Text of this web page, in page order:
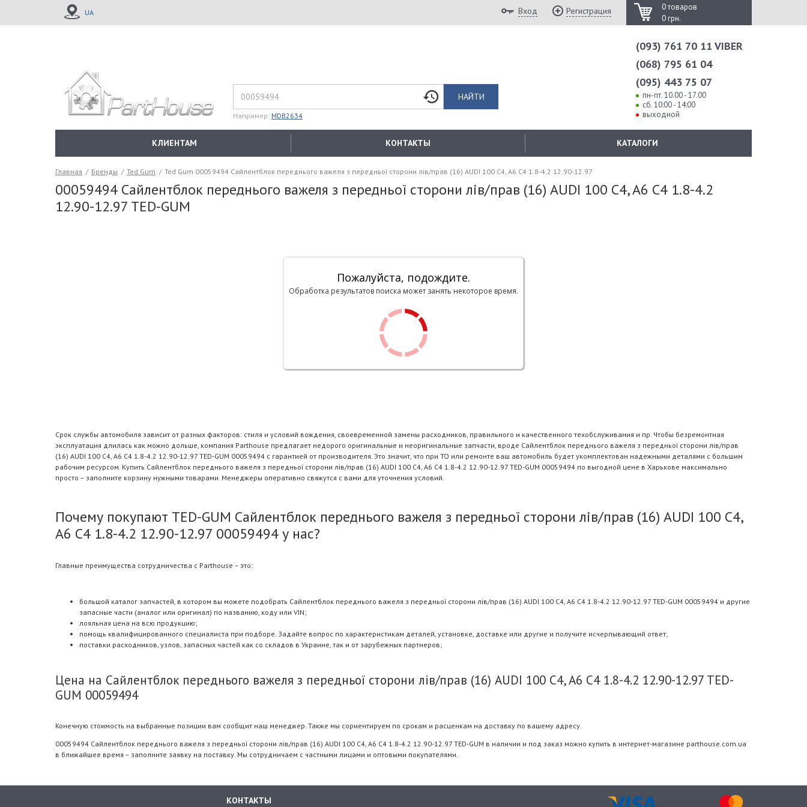
UA
0 товаров
0 грн.
Вход Регистрация
НАЙТИ
Например: MDB2634
(093) 761 70 11 VIBER
(068) 795 61 04
(095) 443 75 07
пн-пт. 10.00 - 17.00
сб. 10:00 - 14:00
выходной
КЛИЕНТАМ КОНТАКТЫ КАТАЛОГИ
Главная / Бренды / Ted Gum / Ted Gum 00059494 Сайлентблок переднього важеля з передньої сторони лів/прав (16) AUDI 100 C4, A6 C4 1.8-4.2 12.90-12.97
00059494 Сайлентблок переднього важеля з передньої сторони лів/прав (16) AUDI 100 C4, A6 C4 1.8-4.2
12.90-12.97 TED-GUM
Пожалуйста, подождите.
Обработка результатов поиска может занять некоторое время.
Срок службы автомобиля зависит от разных факторов: стиля и условий вождения, своевременной замены расходников, правильного и качественного техобслуживания и пр. Чтобы безремонтная
эксплуатация длилась как можно дольше, компания Parthouse предлагает недорого оригинальные и неоригинальные запчасти, вроде Сайлентблок переднього важеля з передньої сторони лів/прав
(16) AUDI 100 C4, A6 C4 1.8-4.2 12.90-12.97 TED-GUM 00059494 с гарантией от производителя. Это значит, что при ТО или ремонте ваш автомобиль будет укомплектован надежными деталями с большим
рабочим ресурсом. Купить Сайлентблок переднього важеля з передньої сторони лів/прав (16) AUDI 100 C4, A6 C4 1.8-4.2 12.90-12.97 TED-GUM 00059494 по выгодной цене в Харькове максимально
просто – заполните корзину нужными товарами. Менеджеры оперативно свяжутся с вами для уточнения условий.
Почему покупают TED-GUM Сайлентблок переднього важеля з передньої сторони лів/прав (16) AUDI 100 C4,
A6 C4 1.8-4.2 12.90-12.97 00059494 у нас?
Главные преимущества сотрудничества с Parthouse – это:
большой каталог запчастей, в котором вы можете подобрать Сайлентблок переднього важеля з передньої сторони лів/прав (16) AUDI 100 C4, A6 C4 1.8-4.2 12.90-12.97 TED-GUM 00059494 и другие
запасные части (аналог или оригинал) по названию, коду или VIN;
лояльная цена на всю продукцию;
помощь квалифицированного специалиста при подборе. Задайте вопрос по характеристикам деталей, установке, доставке или другие и получите исчерпывающий ответ;
поставки расходников, узлов, запасных частей как со складов в Украине, так и от зарубежных партнеров;
Цена на Сайлентблок переднього важеля з передньої сторони лів/прав (16) AUDI 100 C4, A6 C4 1.8-4.2 12.90-12.97 TED-
GUM 00059494
Конечную стоимость на выбранные позиции вам сообщит наш менеджер. Также мы сориентируем по срокам и расценкам на доставку по вашему адресу.
00059494 Сайлентблок переднього важеля з передньої сторони лів/прав (16) AUDI 100 C4, A6 C4 1.8-4.2 12.90-12.97 TED-GUM в наличии и под заказ можно купить в интернет-магазине parthouse.com.ua
в ближайшее время – заполните заявку на поставку. Мы сотрудничаем с частными лицами и оптовыми покупателями.
КОНТАКТЫ